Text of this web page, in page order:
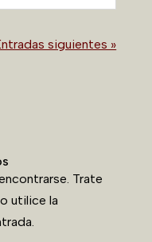
siguientes »
Trate
utilice la